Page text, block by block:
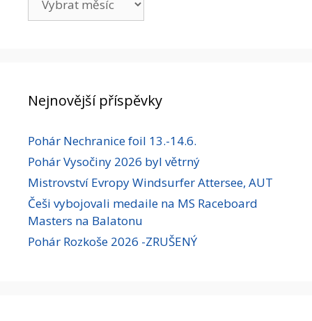
Nejnovější příspěvky
Pohár Nechranice foil 13.-14.6.
Pohár Vysočiny 2026 byl větrný
Mistrovství Evropy Windsurfer Attersee, AUT
Češi vybojovali medaile na MS Raceboard
Masters na Balatonu
Pohár Rozkoše 2026 -ZRUŠENÝ